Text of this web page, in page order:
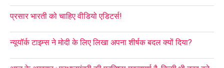
प्रसार भारती को चाहिए वीडियो एडिटर्स!
न्यूयॉर्क टाइम्स ने मोदी के लिए लिखा अपना शीर्षक बदल क्यों दिया?